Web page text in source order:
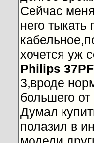
Сейчас
него
хочется уж
Philips
3,вроде
большего от
Думал
полазил в